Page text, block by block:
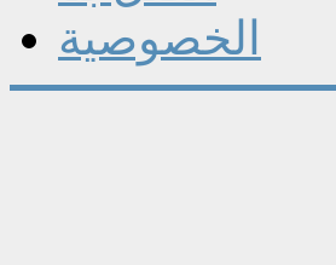
الخصوصية